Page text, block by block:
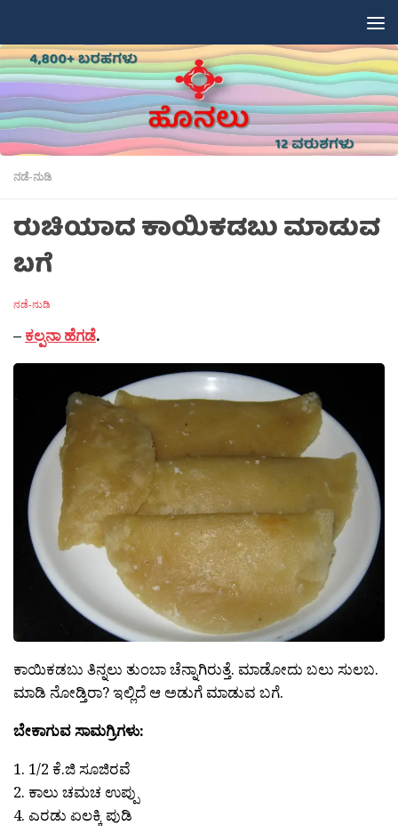
ನಡೆ-ನುಡಿ
ರುಚಿಯಾದ ಕಾಯಿಕಡಬು ಮಾಡುವ
ಬಗೆ
ನಡೆ-ನುಡಿ
– ಕಲ್ಪನಾ ಹೆಗಡೆ.
ಕಾಯಿಕಡಬು ತಿನ್ನಲು ತುಂಬಾ ಚೆನ್ನಾಗಿರುತ್ತೆ. ಮಾಡೋದು ಬಲು ಸುಲಬ.
ಮಾಡಿ ನೋಡ್ತಿರಾ? ಇಲ್ಲಿದೆ ಆ ಅಡುಗೆ ಮಾಡುವ ಬಗೆ.
ಬೇಕಾಗುವ ಸಾಮಗ್ರಿಗಳು:
1. 1/2 ಕೆ.ಜಿ ಸೂಜಿರವೆ
2. ಕಾಲು ಚಮಚ ಉಪ್ಪು
4. ಎರಡು ಏಲಕ್ಕಿ ಪುಡಿ